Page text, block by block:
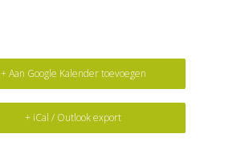
+ Aan Google Kalender toevoegen
+ iCal / Outlook export